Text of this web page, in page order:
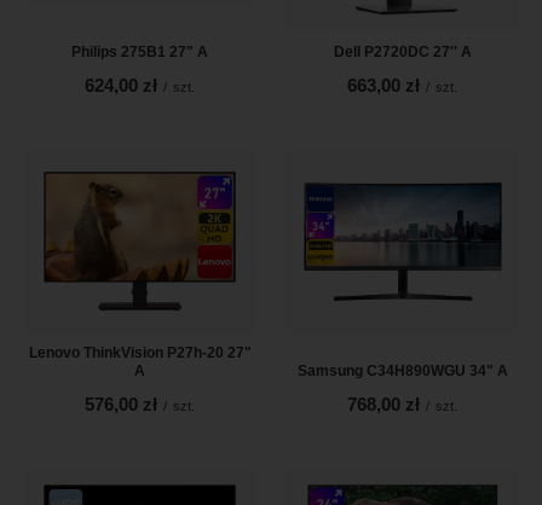
Philips 275B1 27" A
624,00 zł / szt.
Dell P2720DC 27'' A
663,00 zł / szt.
Lenovo ThinkVision P27h-20 27"
A
576,00 zł / szt.
Samsung C34H890WGU 34" A
768,00 zł / szt.